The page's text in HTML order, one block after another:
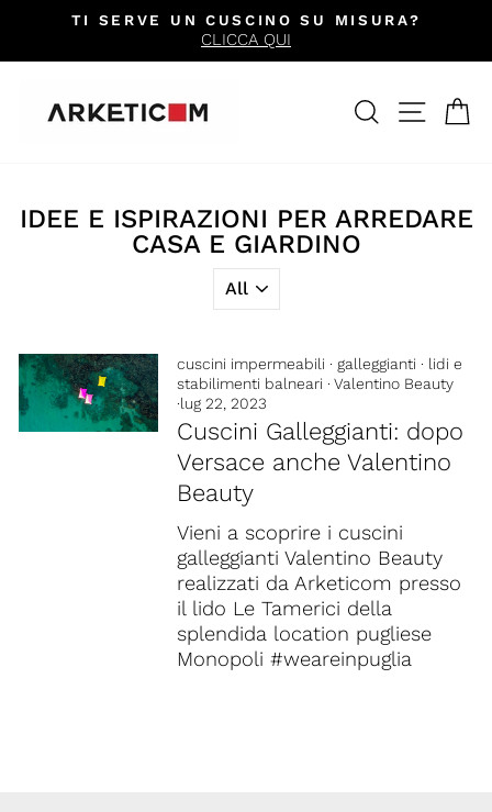
ai
Metti
presentazione
TI SERVE UN CUSCINO SU MISURA?
CLICCA QUI
CERCA
IDEE E ISPIRAZIONI PER ARREDARE
CASA E GIARDINO
cuscini impermeabili · galleggianti · lidi e
stabilimenti balneari · Valentino Beauty
·lug 22, 2023
Cuscini Galleggianti: dopo
Versace anche Valentino
Beauty
Vieni a scoprire i cuscini
galleggianti Valentino Beauty
realizzati da Arketicom presso
il lido Le Tamerici della
splendida location pugliese
Monopoli #weareinpuglia